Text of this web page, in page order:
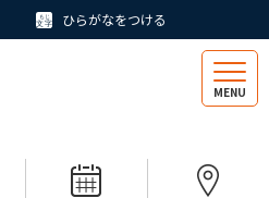
ひらがなをつける
MENU